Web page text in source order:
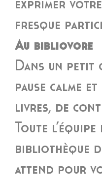
exprimer
fresque
Au bibliovore
Dans un petit
pause calme
livres, de
Toute
bibliothèque
attend pour